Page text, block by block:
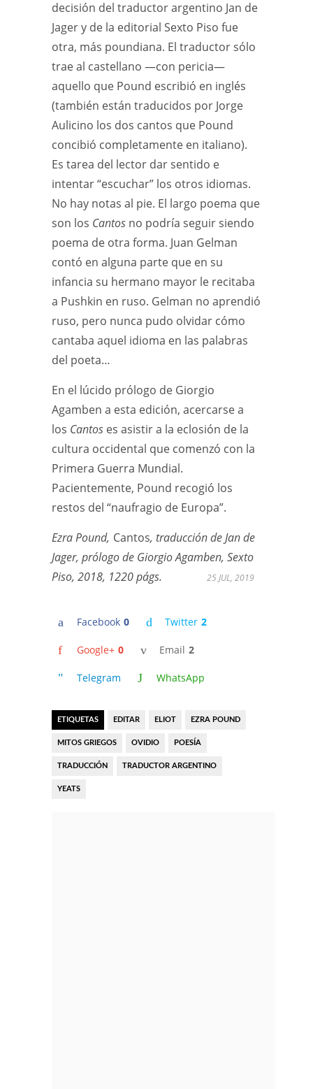
decisión del traductor argentino Jan de
Jager y de la editorial Sexto Piso fue
otra, más poundiana. El traductor sólo
trae al castellano —con pericia—
aquello que Pound escribió en inglés
(también están traducidos por Jorge
Aulicino los dos cantos que Pound
concibió completamente en italiano).
Es tarea del lector dar sentido e
intentar “escuchar” los otros idiomas.
No hay notas al pie. El largo poema que
son los Cantos no podría seguir siendo
poema de otra forma. Juan Gelman
contó en alguna parte que en su
infancia su hermano mayor le recitaba
a Pushkin en ruso. Gelman no aprendió
ruso, pero nunca pudo olvidar cómo
cantaba aquel idioma en las palabras
del poeta…
En el lúcido prólogo de Giorgio
Agamben a esta edición, acercarse a
los Cantos es asistir a la eclosión de la
cultura occidental que comenzó con la
Primera Guerra Mundial.
Pacientemente, Pound recogió los
restos del “naufragio de Europa”.
Ezra Pound, Cantos, traducción de Jan de
Jager, prólogo de Giorgio Agamben, Sexto
Piso, 2018, 1220 págs.
Facebook 0 Twitter 2
Google+ 0 Email 2
Telegram WhatsApp
25 JUL, 2019
ETIQUETAS EDITAR ELIOT EZRA POUND
MITOS GRIEGOS OVIDIO POESÍA
TRADUCCIÓN TRADUCTOR ARGENTINO
YEATS